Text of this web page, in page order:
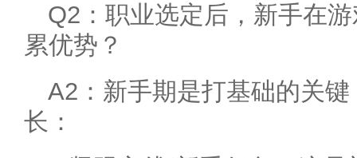
Q2：职业选定后，新手在
累优势？
A2：新手期是打基础的关
长：